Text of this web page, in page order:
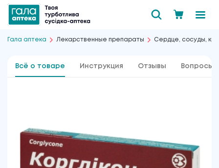
Гала аптека Лекарственные препараты Сердце, сосуды,
Всё о товаре Инструкция Отзывы Вопросы